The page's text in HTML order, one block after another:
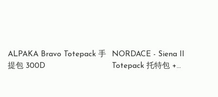
ALPAKA Bravo Totepack 手
提包 300D
NORDACE - Siena II
Totepack 托特包 +